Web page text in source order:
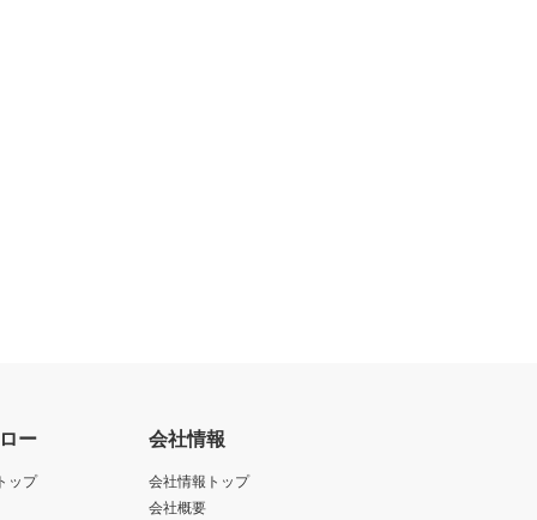
ー
ップ
会社情報
会社情報トップ
会社概要